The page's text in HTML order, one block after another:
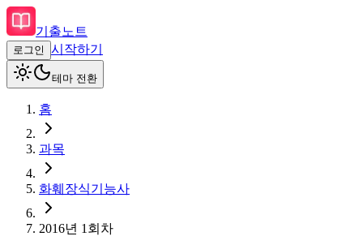
기출노트
로그인 시작하기
테마 전환
홈
과목
화훼장식기능사
2016년 1회차